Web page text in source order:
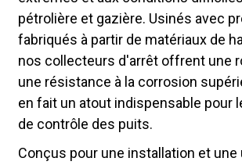
pétrolière et gazière. Usinés avec
fabriqués à partir de matériaux de
nos collecteurs d'arrêt offrent une
une résistance à la corrosion
en fait un atout indispensable pour
de contrôle des puits.
Conçus pour une installation et une